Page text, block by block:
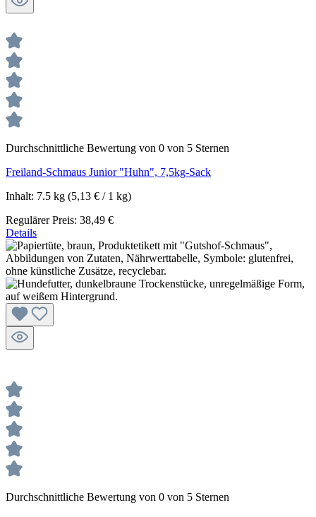
Durchschnittliche Bewertung von 0 von 5 Sternen
Freiland-Schmaus Junior "Huhn", 7,5kg-Sack
Inhalt: 7.5 kg (5,13 € / 1 kg)
Regulärer Preis: 38,49 €
Details
Durchschnittliche Bewertung von 0 von 5 Sternen